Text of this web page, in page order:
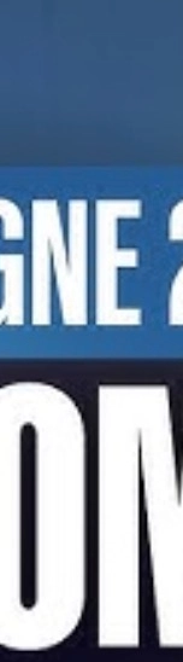
를 이끈 Boombl4
커리어와 스킨 문
William